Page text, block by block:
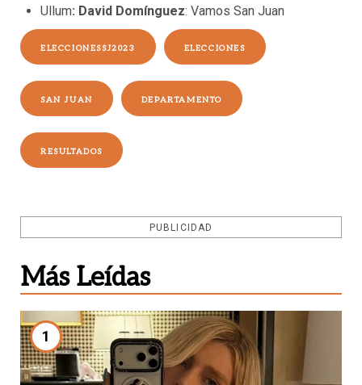
Ullum: David Domínguez: Vamos San Juan
ELECCIONESSJ2023 ELECCIONES
SAN JUAN DEPARTAMENTO
RESULTADOS
PUBLICIDAD
Más Leídas
1